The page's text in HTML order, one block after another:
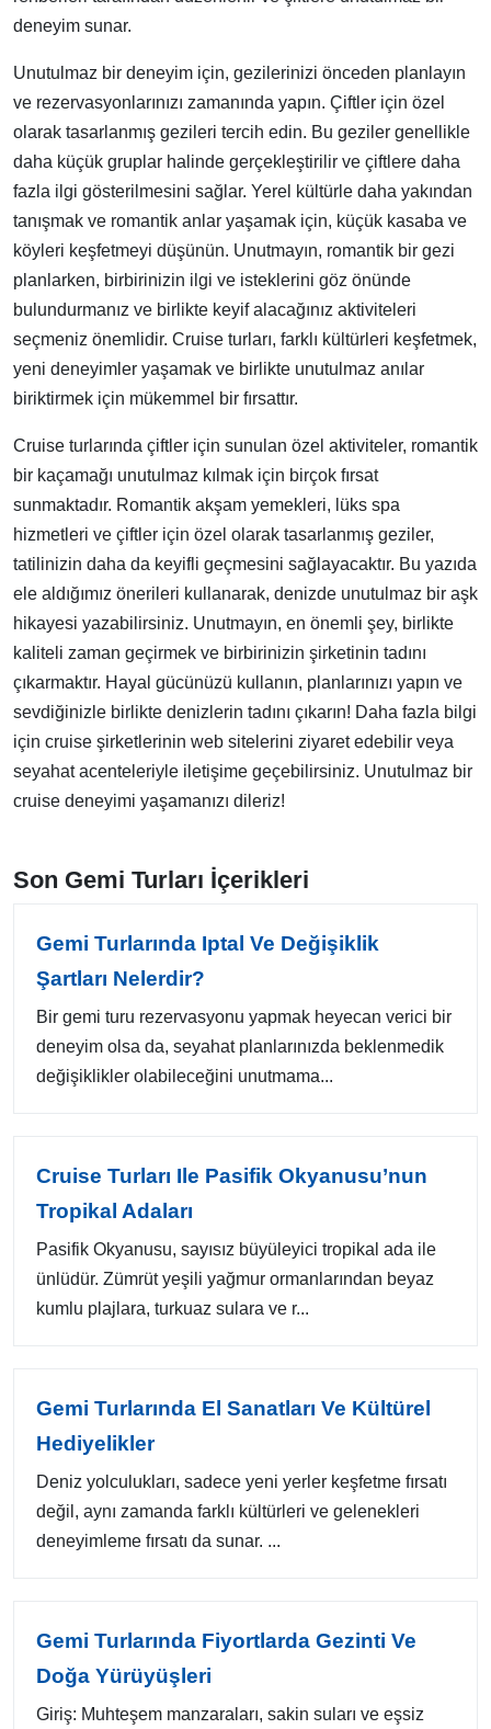
deneyim sunar.
Unutulmaz bir deneyim için, gezilerinizi önceden planlayın
ve rezervasyonlarınızı zamanında yapın. Çiftler için özel
olarak tasarlanmış gezileri tercih edin. Bu geziler genellikle
daha küçük gruplar halinde gerçekleştirilir ve çiftlere daha
fazla ilgi gösterilmesini sağlar. Yerel kültürle daha yakından
tanışmak ve romantik anlar yaşamak için, küçük kasaba ve
köyleri keşfetmeyi düşünün. Unutmayın, romantik bir gezi
planlarken, birbirinizin ilgi ve isteklerini göz önünde
bulundurmanız ve birlikte keyif alacağınız aktiviteleri
seçmeniz önemlidir. Cruise turları, farklı kültürleri keşfetmek,
yeni deneyimler yaşamak ve birlikte unutulmaz anılar
biriktirmek için mükemmel bir fırsattır.
Cruise turlarında çiftler için sunulan özel aktiviteler, romantik
bir kaçamağı unutulmaz kılmak için birçok fırsat
sunmaktadır. Romantik akşam yemekleri, lüks spa
hizmetleri ve çiftler için özel olarak tasarlanmış geziler,
tatilinizin daha da keyifli geçmesini sağlayacaktır. Bu yazıda
ele aldığımız önerileri kullanarak, denizde unutulmaz bir aşk
hikayesi yazabilirsiniz. Unutmayın, en önemli şey, birlikte
kaliteli zaman geçirmek ve birbirinizin şirketinin tadını
çıkarmaktır. Hayal gücünüzü kullanın, planlarınızı yapın ve
sevdiğinizle birlikte denizlerin tadını çıkarın! Daha fazla bilgi
için cruise şirketlerinin web sitelerini ziyaret edebilir veya
seyahat acenteleriyle iletişime geçebilirsiniz. Unutulmaz bir
cruise deneyimi yaşamanızı dileriz!
Son Gemi Turları İçerikleri
Gemi Turlarında Iptal Ve Değişiklik
Şartları Nelerdir?
Bir gemi turu rezervasyonu yapmak heyecan verici bir
deneyim olsa da, seyahat planlarınızda beklenmedik
değişiklikler olabileceğini unutmama...
Cruise Turları Ile Pasifik Okyanusu’nun
Tropikal Adaları
Pasifik Okyanusu, sayısız büyüleyici tropikal ada ile
ünlüdür. Zümrüt yeşili yağmur ormanlarından beyaz
kumlu plajlara, turkuaz sulara ve r...
Gemi Turlarında El Sanatları Ve Kültürel
Hediyelikler
Deniz yolculukları, sadece yeni yerler keşfetme fırsatı
değil, aynı zamanda farklı kültürleri ve gelenekleri
deneyimleme fırsatı da sunar. ...
Gemi Turlarında Fiyortlarda Gezinti Ve
Doğa Yürüyüşleri
Giriş: Muhteşem manzaraları, sakin suları ve eşsiz